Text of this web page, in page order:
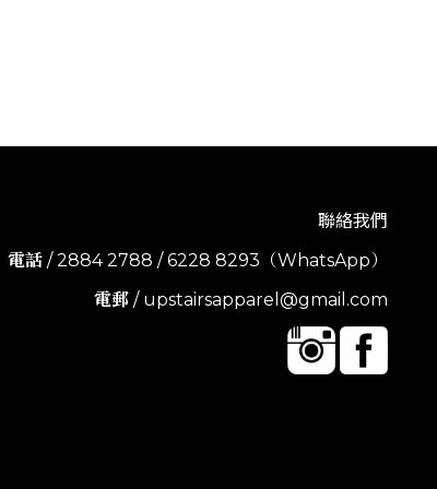
聯絡我們
電話 / 2884 2788 / 6228 8293（WhatsApp）
電郵 / upstairsapparel@gmail.com